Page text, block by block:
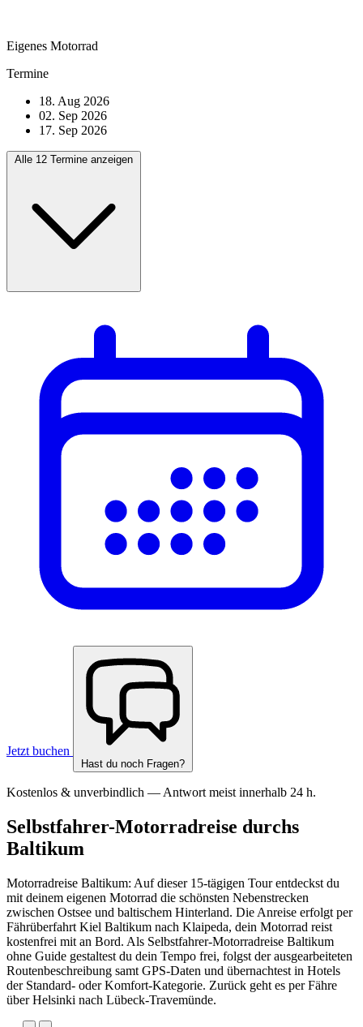
Eigenes Motorrad
Termine
18. Aug 2026
02. Sep 2026
17. Sep 2026
Alle 12 Termine anzeigen
Jetzt buchen
Hast du noch Fragen?
Kostenlos & unverbindlich — Antwort meist innerhalb 24 h.
Selbstfahrer-Motorradreise durchs
Baltikum
Motorradreise Baltikum: Auf dieser 15-tägigen Tour entdeckst du
mit deinem eigenen Motorrad die schönsten Nebenstrecken
zwischen Ostsee und baltischem Hinterland. Die Anreise erfolgt per
Fährüberfahrt Kiel Baltikum nach Klaipeda, dein Motorrad reist
kostenfrei mit an Bord. Als Selbstfahrer-Motorradreise Baltikum
ohne Guide gestaltest du dein Tempo frei, folgst der ausgearbeiteten
Routenbeschreibung samt GPS-Daten und übernachtest in Hotels
der Standard- oder Komfort-Kategorie. Zurück geht es per Fähre
über Helsinki nach Lübeck-Travemünde.